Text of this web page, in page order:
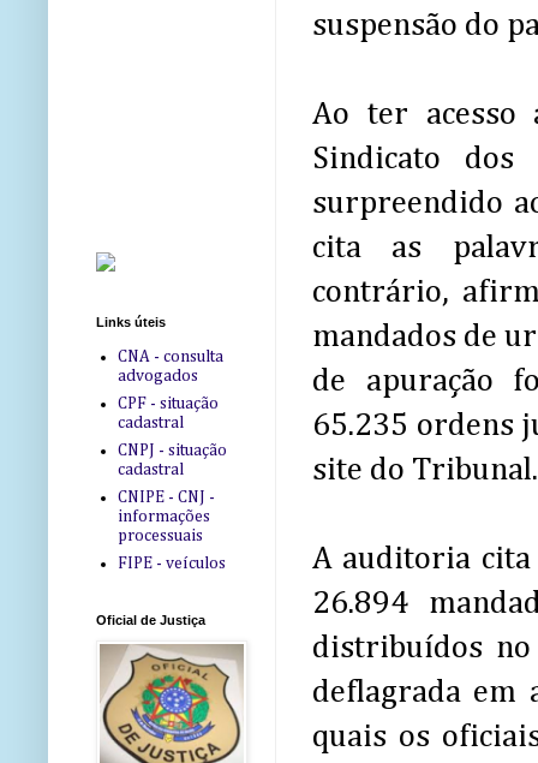
suspensão do
Ao ter acesso
Sindicato dos
surpreendido
cita as
contrário,
mandados de
de apuração
65.235 ordens
site do Tribunal.
A auditoria cita
26.894
distribuídos
deflagrada em
quais os
Links úteis
CNA - consulta
advogados
CPF - situação
cadastral
CNPJ - situação
cadastral
CNIPE - CNJ -
informações
processuais
FIPE - veículos
Oficial de Justiça